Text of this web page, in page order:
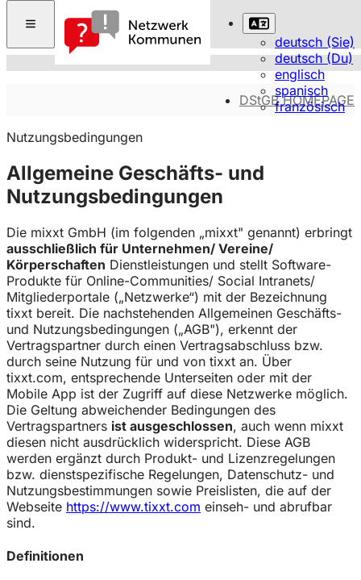
deutsch (Sie)
deutsch (Du)
englisch
spanisch
französisch
DStGB HOMEPAGE
Nutzungsbedingungen
Allgemeine Geschäfts- und
Nutzungsbedingungen
Die mixxt GmbH (im folgenden „mixxt" genannt) erbringt
ausschließlich für Unternehmen/ Vereine/
Körperschaften Dienstleistungen und stellt Software-
Produkte für Online-Communities/ Social Intranets/
Mitgliederportale („Netzwerke“) mit der Bezeichnung
tixxt bereit. Die nachstehenden Allgemeinen Geschäfts-
und Nutzungsbedingungen („AGB"), erkennt der
Vertragspartner durch einen Vertragsabschluss bzw.
durch seine Nutzung für und von tixxt an. Über
tixxt.com, entsprechende Unterseiten oder mit der
Mobile App ist der Zugriff auf diese Netzwerke möglich.
Die Geltung abweichender Bedingungen des
Vertragspartners ist ausgeschlossen, auch wenn mixxt
diesen nicht ausdrücklich widerspricht. Diese AGB
werden ergänzt durch Produkt- und Lizenzregelungen
bzw. dienstspezifische Regelungen, Datenschutz- und
Nutzungsbestimmungen sowie Preislisten, die auf der
Webseite https://www.tixxt.com einseh- und abrufbar
sind.
Definitionen